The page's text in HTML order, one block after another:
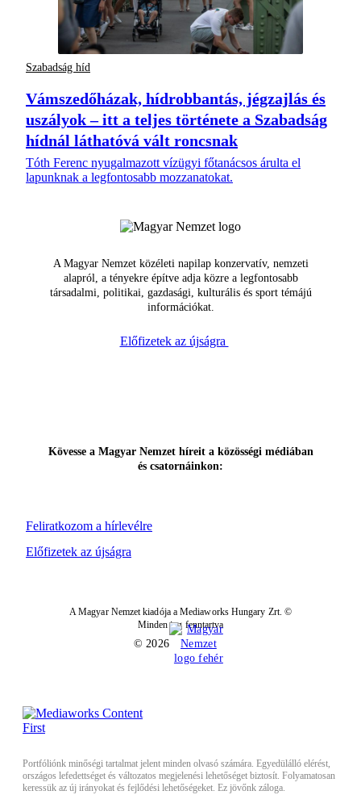
Szabadság híd
Vámszedőházak, hídrobbantás, jégzajlás és
uszályok – itt a teljes története a Szabadság
hídnál láthatóvá vált roncsnak
Tóth Ferenc nyugalmazott vízügyi főtanácsos árulta el
lapunknak a legfontosabb mozzanatokat.
A Magyar Nemzet közéleti napilap konzervatív, nemzeti
alapról, a tényekre építve adja közre a legfontosabb
társadalmi, politikai, gazdasági, kulturális és sport témájú
információkat.
Előfizetek az újságra
Feliratkozom a hírlevélre
Kövesse a Magyar Nemzet híreit a közösségi médiában
és csatornáinkon:
Előfizetek az újságra
A Magyar Nemzet kiadója a Mediaworks Hungary Zrt. ©
Minden jog fenntartva
© 2026
Portfóliónk minőségi tartalmat jelent minden olvasó számára. Egyedülálló elérést,
országos lefedettséget és változatos megjelenési lehetőséget biztosít. Folyamatosan
keressük az új irányokat és fejlődési lehetőségeket. Ez jövőnk záloga.